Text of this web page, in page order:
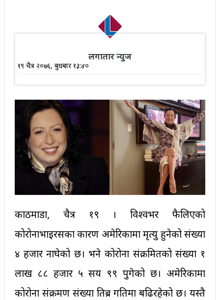
लगातार न्युज
१९ चैत्र २०७६, बुधबार १३:४०
काठमाडौं, चैत्र १९ । विश्वभर फैलिएको
कोरोनाभाइरसका कारण अमेरिकामा मृत्यु हुनेको संख्या
४ हजार नाघेको छ। भने कोरोना संक्रमितको संख्या १
लाख ८८ हजार ५ सय ९९ पुगेको छ। अमेरिकामा
कोरोना संक्रमण संख्या तिब्र गतिमा बढिरहेको छ। यस्तै